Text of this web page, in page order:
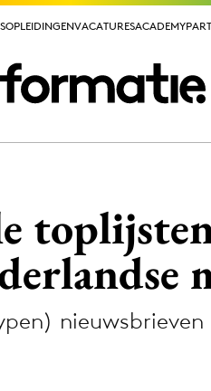
OPLEIDINGENVACATURESACADEMY
OPLEIDINGENVACATURESACADEMY
Media